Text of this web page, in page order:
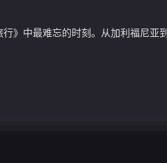
》中最难忘的时刻。从加利福尼